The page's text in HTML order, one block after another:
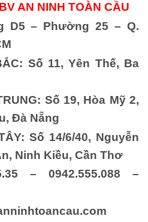
AN NINH TOÀN CẦU
D5 – Phường 25 – Q.
Số 11, Yên Thế, Ba
Số 19, Hòa Mỹ 2,
Đà Nẵng
Số 14/6/40, Nguyễn
Ninh Kiều, Cần Thơ
– 0942.555.088 –